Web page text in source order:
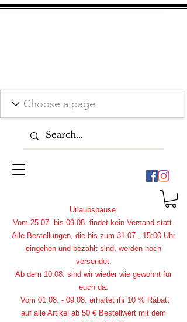
Urlaubspause
Vom 25.07. bis 09.08. findet kein Versand statt.
Alle Bestellungen, die bis zum 31.07., 15:00 Uhr
eingehen und bezahlt sind, werden noch
versendet.
Ab dem 10.08. sind wir wieder wie gewohnt für
euch da.
Vom 01.08. - 09.08. erhaltet ihr 10 % Rabatt
auf alle Artikel ab 50 € Bestellwert mit dem